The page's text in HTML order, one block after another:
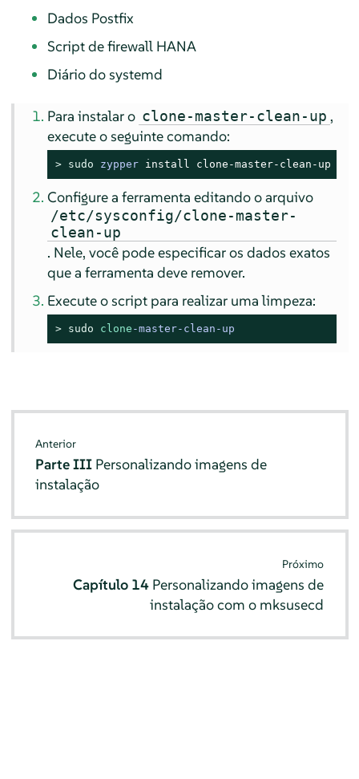
Dados Postfix
Script de firewall HANA
Diário do systemd
Para instalar o clone-master-clean-up ,
execute o seguinte comando:
> sudo zypper install clone-master-clean-up
Configure a ferramenta editando o arquivo
/etc/sysconfig/clone-master-
clean-up
. Nele, você pode especificar os dados exatos
que a ferramenta deve remover.
Execute o script para realizar uma limpeza:
> sudo clone -master-clean-up
Anterior
Parte III Personalizando imagens de
instalação
Próximo
Capítulo 14 Personalizando imagens de
instalação com o mksusecd